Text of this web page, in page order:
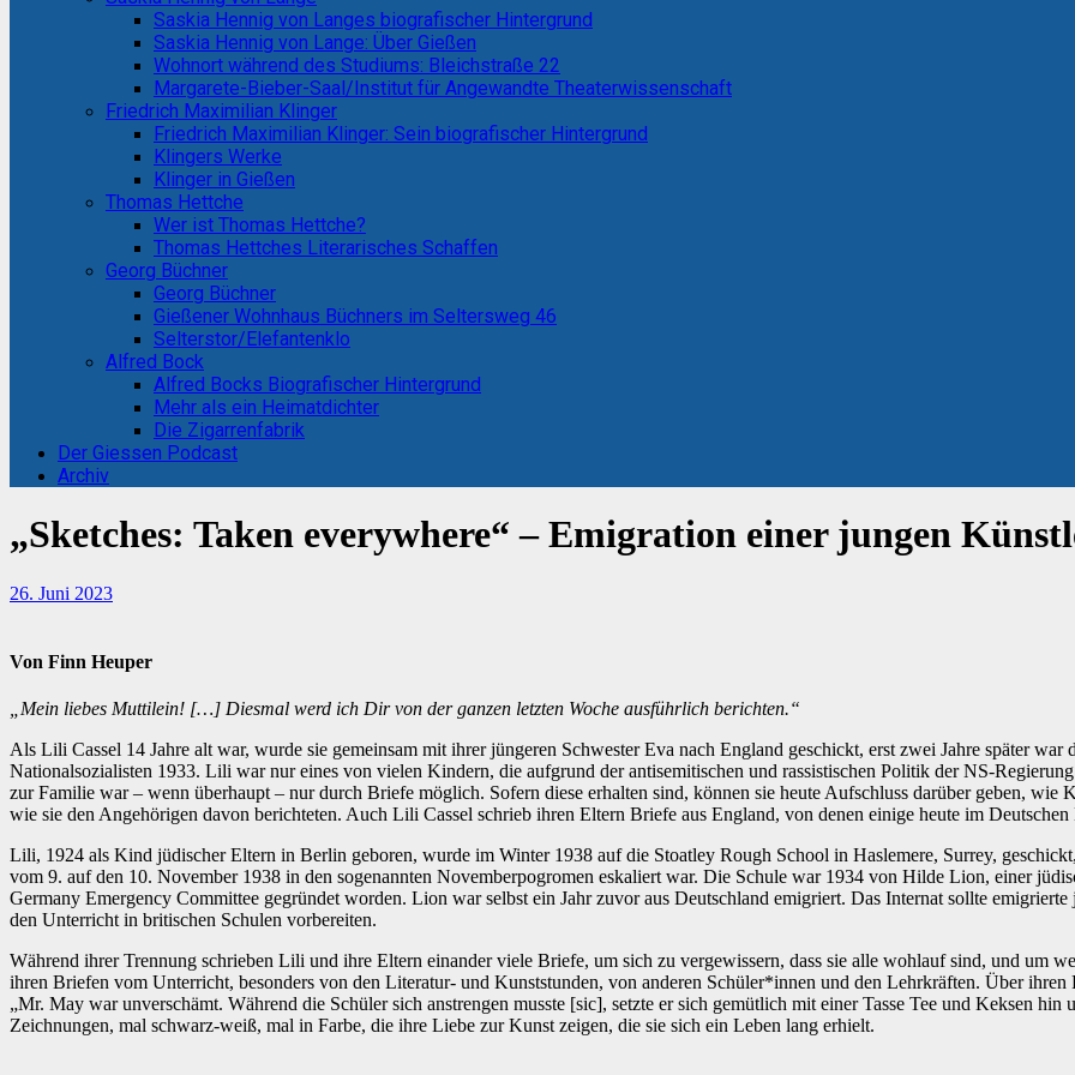
Saskia Hennig von Langes biografischer Hintergrund
Saskia Hennig von Lange: Über Gießen
Wohnort während des Studiums: Bleichstraße 22
Margarete-Bieber-Saal/Institut für Angewandte Theaterwissenschaft
Friedrich Maximilian Klinger
Friedrich Maximilian Klinger: Sein biografischer Hintergrund
Klingers Werke
Klinger in Gießen
Thomas Hettche
Wer ist Thomas Hettche?
Thomas Hettches Literarisches Schaffen
Georg Büchner
Georg Büchner
Gießener Wohnhaus Büchners im Seltersweg 46
Selterstor/Elefantenklo
Alfred Bock
Alfred Bocks Biografischer Hintergrund
Mehr als ein Heimatdichter
Die Zigarrenfabrik
Der Giessen Podcast
Archiv
„Sketches: Taken everywhere“ – Emigration einer jungen
26. Juni 2023
Von Finn Heuper
„Mein liebes Muttilein! […] Diesmal werd ich Dir von der ganzen letzten Woche ausführlich berichten.“
Als Lili Cassel 14 Jahre alt war, wurde sie gemeinsam mit ihrer jüngeren Schwester Eva nach England geschickt, erst zwei Jahre später
Nationalsozialisten 1933. Lili war nur eines von vielen Kindern, die aufgrund der antisemitischen und rassistischen Politik der NS-
zur Familie war – wenn überhaupt – nur durch Briefe möglich. Sofern diese erhalten sind, können sie heute Aufschluss darüber geben, wie
wie sie den Angehörigen davon berichteten. Auch Lili Cassel schrieb ihren Eltern Briefe aus England, von denen einige heute im
Lili, 1924 als Kind jüdischer Eltern in Berlin geboren, wurde im Winter 1938 auf die Stoatley Rough School in Haslemere, Surrey,
vom 9. auf den 10. November 1938 in den sogenannten Novemberpogromen eskaliert war. Die Schule war 1934 von Hilde Lion, einer
Germany Emergency Committee gegründet worden. Lion war selbst ein Jahr zuvor aus Deutschland emigriert. Das Internat sollte
den Unterricht in britischen Schulen vorbereiten.
Während ihrer Trennung schrieben Lili und ihre Eltern einander viele Briefe, um sich zu vergewissern, dass sie alle wohlauf sind, und um
ihren Briefen vom Unterricht, besonders von den Literatur- und Kunststunden, von anderen Schüler*innen und den Lehrkräften. Über
„Mr. May war unverschämt. Während die Schüler sich anstrengen musste [sic], setzte er sich gemütlich mit einer Tasse Tee und Keksen
Zeichnungen, mal schwarz-weiß, mal in Farbe, die ihre Liebe zur Kunst zeigen, die sie sich ein Leben lang erhielt.